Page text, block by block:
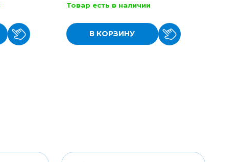
Товар есть в наличии
В КОРЗИНУ